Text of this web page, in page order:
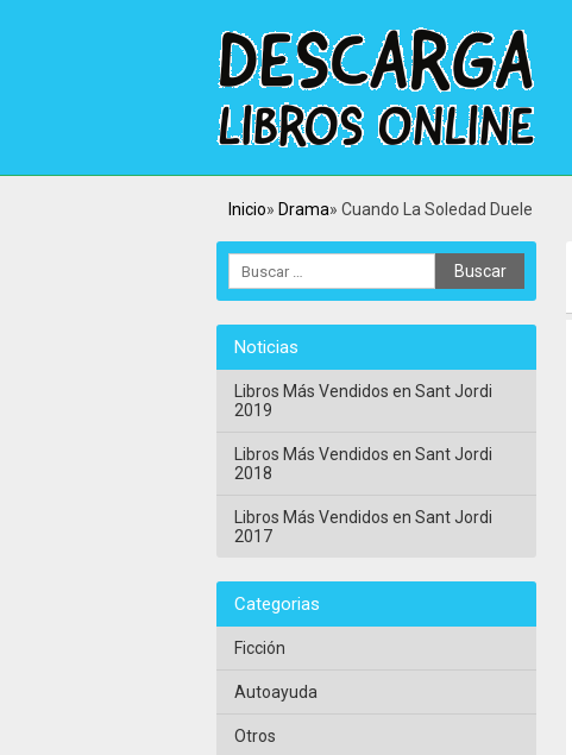
Inicio Drama Cuando La Soledad Duele
Noticias
Libros Más Vendidos en Sant Jordi
2019
Libros Más Vendidos en Sant Jordi
2018
Libros Más Vendidos en Sant Jordi
2017
Categorias
Ficción
Autoayuda
Otros